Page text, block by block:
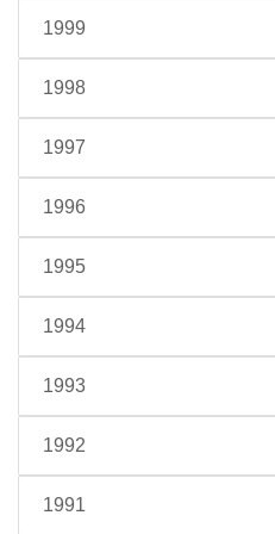
1999
1998
1997
1996
1995
1994
1993
1992
1991